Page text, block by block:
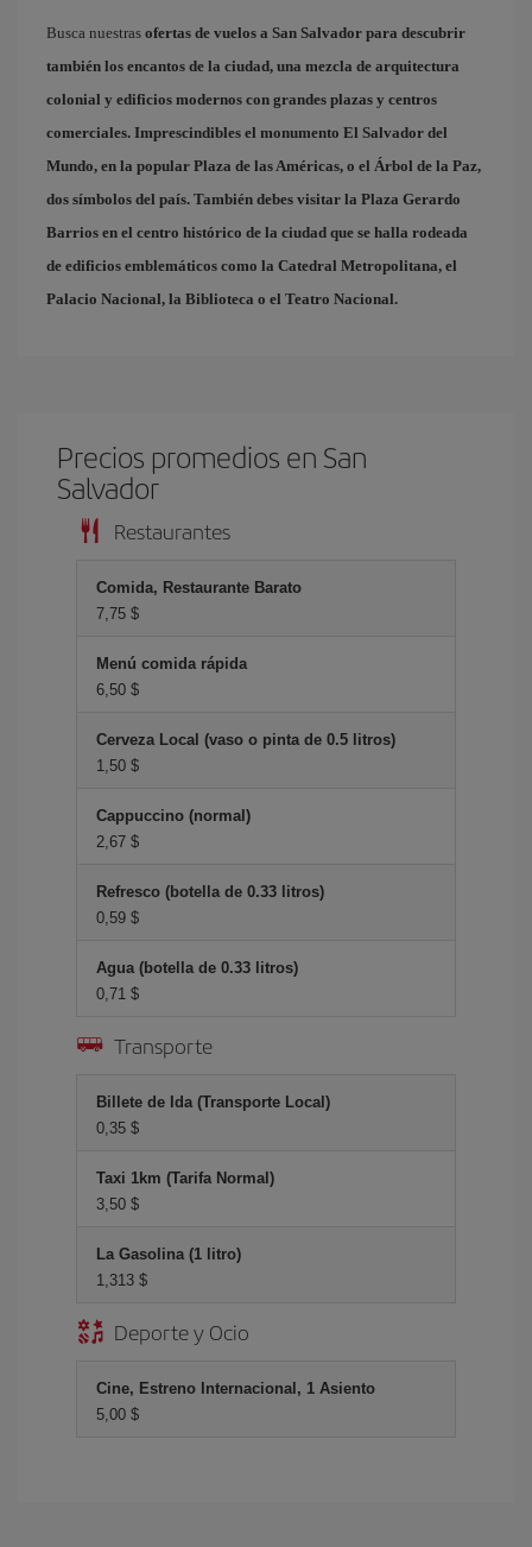
Busca nuestras ofertas de vuelos a San Salvador para descubrir
también los encantos de la ciudad, una mezcla de arquitectura
colonial y edificios modernos con grandes plazas y centros
comerciales. Imprescindibles el monumento El Salvador del
Mundo, en la popular Plaza de las Américas, o el Árbol de la Paz,
dos símbolos del país. También debes visitar la Plaza Gerardo
Barrios en el centro histórico de la ciudad que se halla rodeada
de edificios emblemáticos como la Catedral Metropolitana, el
Palacio Nacional, la Biblioteca o el Teatro Nacional.
Precios promedios en San
Salvador
Restaurantes
Comida, Restaurante Barato
7,75 $
Menú comida rápida
6,50 $
Cerveza Local (vaso o pinta de 0.5 litros)
1,50 $
Cappuccino (normal)
2,67 $
Refresco (botella de 0.33 litros)
0,59 $
Agua (botella de 0.33 litros)
0,71 $
Transporte
Billete de Ida (Transporte Local)
0,35 $
Taxi 1km (Tarifa Normal)
3,50 $
La Gasolina (1 litro)
1,313 $
Deporte y Ocio
Cine, Estreno Internacional, 1 Asiento
5,00 $